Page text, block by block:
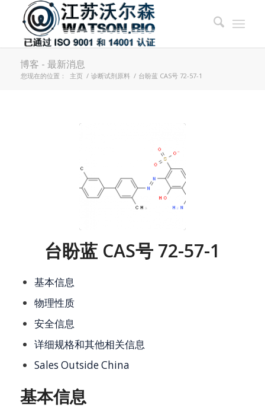
博客 - 最新消息
您现在的位置： 主页 / 诊断试剂原料 / 台盼蓝 CAS号 72-57-1
台盼蓝 CAS号 72-57-1
基本信息
物理性质
安全信息
详细规格和其他相关信息
Sales Outside China
基本信息